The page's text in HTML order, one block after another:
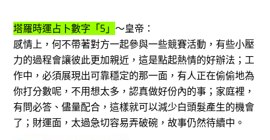
塔羅時運占卜數字「5」 ～皇帝：
感情上，何不帶著對方一起參與一些競賽活動，有些小壓
力的過程會讓彼此更加親近，這是點起熱情的好辦法；工
作中，必須展現出可靠穩定的那一面，有人正在偷偷地為
你打分數呢，不用想太多，認真做好份內的事；家庭裡，
有問必答、儘量配合，這樣就可以減少白頭髮產生的機會
了；財運面，太過急切容易弄破碗，故事仍然待續中。